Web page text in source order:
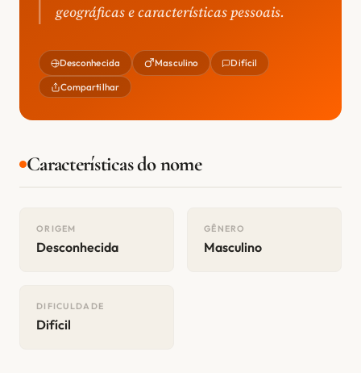
geográficas e características pessoais.
Desconhecida Masculino Difícil
Compartilhar
Características do nome
ORIGEM
Desconhecida
GÊNERO
Masculino
DIFICULDADE
Difícil